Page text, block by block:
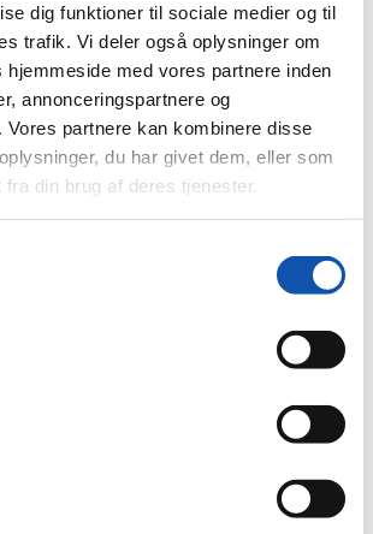
dig funktioner til sociale medier og til
trafik. Vi deler også oplysninger om
hjemmeside med vores partnere inden
annonceringspartnere og
Vores partnere kan kombinere disse
du har givet dem, eller som
din brug af deres tjenester.